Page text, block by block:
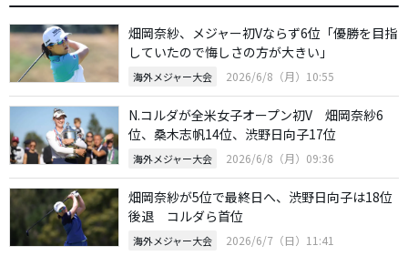
畑岡奈紗、メジャー初Vならず6位「優勝を目指
していたので悔しさの方が大きい」
海外メジャー大会 2026/6/8（月）10:55
N.コルダが全米女子オープン初V 畑岡奈紗6
位、桑木志帆14位、渋野日向子17位
海外メジャー大会 2026/6/8（月）09:36
畑岡奈紗が5位で最終日へ、渋野日向子は18位
後退 コルダら首位
海外メジャー大会 2026/6/7（日）11:41